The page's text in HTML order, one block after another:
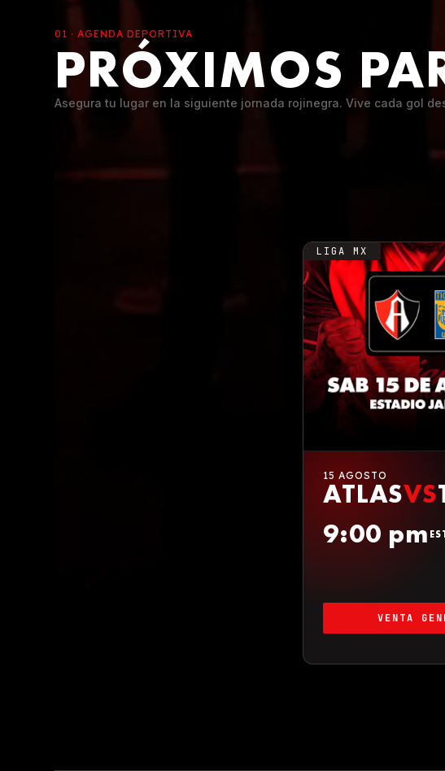
01 · AGENDA DEPORTIVA
PRÓXIMOS
Asegura tu lugar en la siguiente jornada rojinegra. Vive cada gol
LIGA MX
15 AGOSTO
ATLASVS
9:00 pm
VENTA